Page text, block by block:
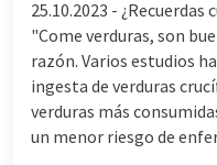
25.10.2023 - ¿Recuerdas
"Come verduras, son
razón. Varios estudios
ingesta de verduras
verduras más
un menor riesgo de